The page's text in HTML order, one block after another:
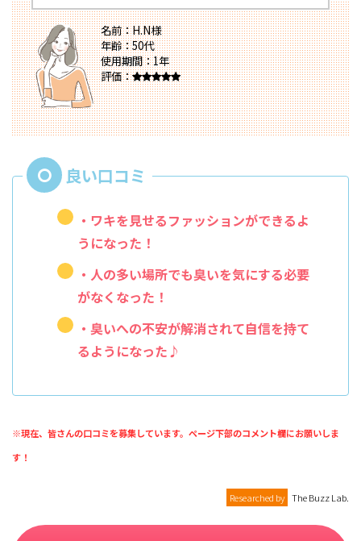
名前：H.N様
年齢：50代
使用期間：1年
評価：
・ワキを見せるファッションができるよ
うになった！
・人の多い場所でも臭いを気にする必要
がなくなった！
・臭いへの不安が解消されて自信を持て
るようになった♪
※現在、皆さんの口コミを募集しています。ページ下部のコメント欄にお願いしま
す！
Researched by The Buzz Lab.